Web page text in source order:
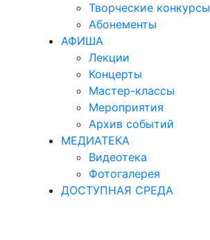
Творческие конкурсы
Абонементы
АФИША
Лекции
Концерты
Мастер-классы
Мероприятия
Архив событий
МЕДИАТЕКА
Видеотека
Фотогалерея
ДОСТУПНАЯ СРЕДА